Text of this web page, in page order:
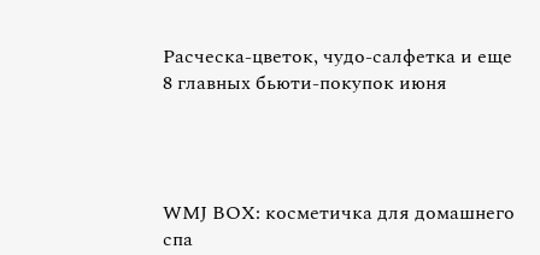
Расческа-цветок, чудо-салфетка и еще
8 главных бьюти-покупок июня
WMJ BOX: косметичка для домашнего
спа